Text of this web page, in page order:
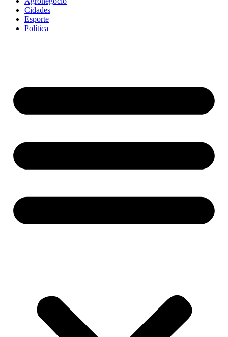
Cidades
Esporte
Política